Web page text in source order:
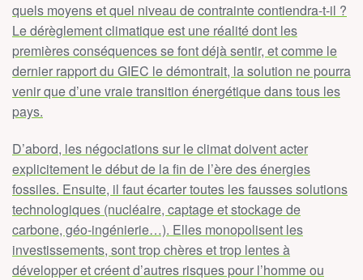
quels moyens et quel niveau de contrainte contiendra-t-il ?
Le dérèglement climatique est une réalité dont les
premières conséquences se font déjà sentir, et comme le
dernier rapport du GIEC le démontrait, la solution ne pourra
venir que d’une vraie transition énergétique dans tous les
pays.
D’abord, les négociations sur le climat doivent acter
explicitement le début de la fin de l’ère des énergies
fossiles. Ensuite, il faut écarter toutes les fausses solutions
technologiques (nucléaire, captage et stockage de
carbone, géo-ingénierie…). Elles monopolisent les
investissements, sont trop chères et trop lentes à
développer et créent d’autres risques pour l’homme ou